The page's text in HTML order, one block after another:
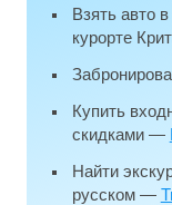
Взять авто
курорте
Купить
скидками —
Найти
русском —